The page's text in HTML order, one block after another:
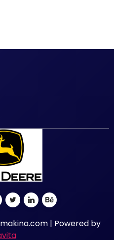
| Powered by